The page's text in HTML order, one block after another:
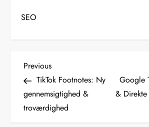
SEO
I
n
d
l
Previous
Post
Previous
TikTok Footnotes: Ny
gennemsigtighed &
troværdighed
Google
&